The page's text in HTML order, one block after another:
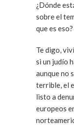
¿Dónde
sobre el
que es eso?
Te digo,
si un judío
aunque no
terrible, el
listo a
europeos